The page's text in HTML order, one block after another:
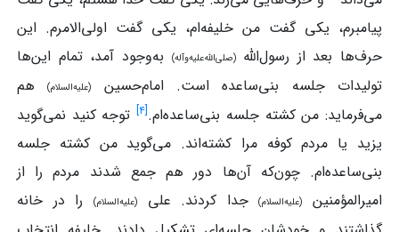
پیامبرم، یکی گفت من خلیفه‌ام، یکی گفت اولی‌الامرم. این
حرف‌ها بعد از رسول‌الله(صلی‌الله‌علیه‌وآله)
به‌وجود آمد، تمام این‌ها
تولیدات جلسه بنی‌ساعده است. امام‌حسین
(علیه‌السلام)هم
می‌فرماید: من کشته جلسه بنی‌ساعده‌ام.[۴]توجه کنید نمی‌گوید
یزید یا مردم کوفه مرا کشته‌اند. می‌گوید من کشته جلسه
بنی‌ساعده‌ام. چون‌که آن‌ها دور هم جمع شدند مردم را از
امیرالمؤمنین
(علیه‌السلام)جدا کردند. علی(علیه‌السلام)
را در خانه